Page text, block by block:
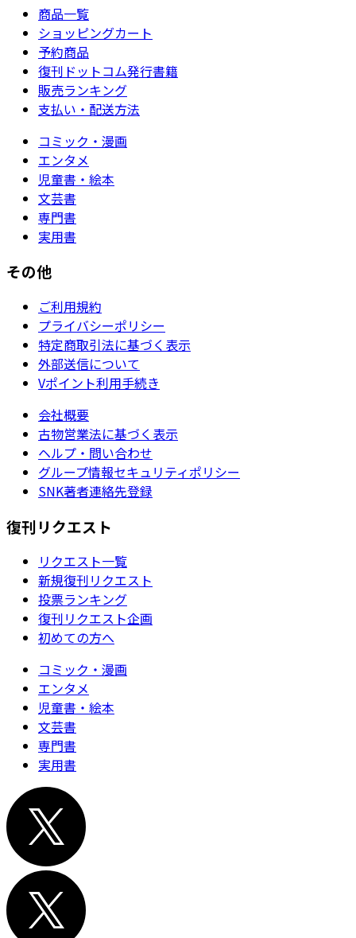
商品一覧
ショッピングカート
予約商品
復刊ドットコム発行書籍
販売ランキング
支払い・配送方法
コミック・漫画
エンタメ
児童書・絵本
文芸書
専門書
実用書
その他
ご利用規約
プライバシーポリシー
特定商取引法に基づく表示
外部送信について
Vポイント利用手続き
会社概要
古物営業法に基づく表示
ヘルプ・問い合わせ
グループ情報セキュリティポリシー
SNK著者連絡先登録
復刊リクエスト
リクエスト一覧
新規復刊リクエスト
投票ランキング
復刊リクエスト企画
初めての方へ
コミック・漫画
エンタメ
児童書・絵本
文芸書
専門書
実用書